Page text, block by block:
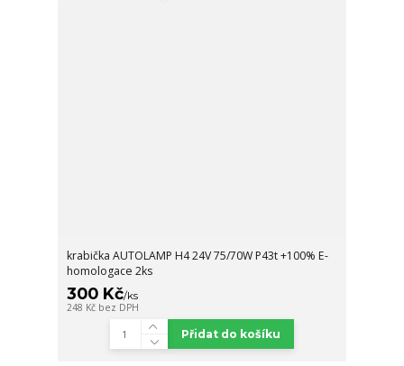
krabička AUTOLAMP H4 24V 75/70W P43t +100% E-
homologace 2ks
300 Kč/ks
248 Kč bez DPH
Přidat do košíku